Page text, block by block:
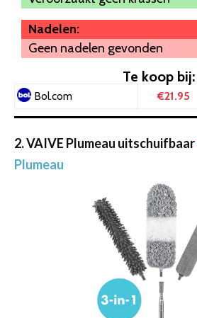
Nadelen:
Geen nadelen gevonden
Te koop bij:
Bol.com €21.95
2. VAIVE Plumeau uitschuifbaar
Plumeau